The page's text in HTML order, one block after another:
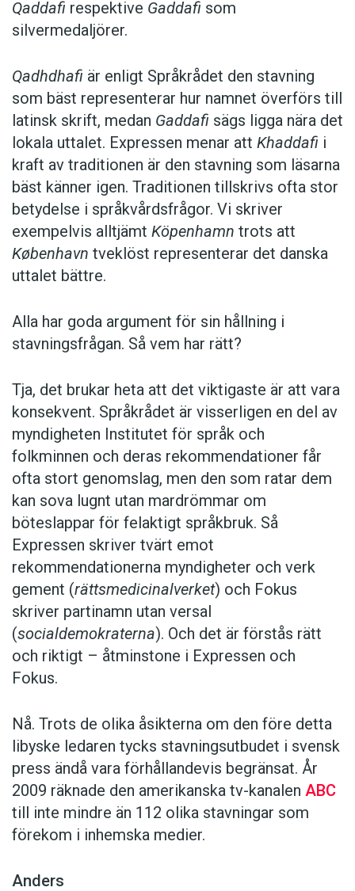
Qaddafi respektive Gaddafi som
silvermedaljörer.
Qadhdhafi är enligt Språkrådet den stavning
som bäst representerar hur namnet överförs till
latinsk skrift, medan Gaddafi sägs ligga nära det
lokala uttalet. Expressen menar att Khaddafi i
kraft av traditionen är den stavning som läsarna
bäst känner igen. Traditionen tillskrivs ofta stor
betydelse i språkvårdsfrågor. Vi skriver
exempelvis alltjämt Köpenhamn trots att
København tveklöst representerar det danska
uttalet bättre.
Alla har goda argument för sin hållning i
stavningsfrågan. Så vem har rätt?
Tja, det brukar heta att det viktigaste är att vara
konsekvent. Språkrådet är visserligen en del av
myndigheten Institutet för språk och
folkminnen och deras rekommendationer får
ofta stort genomslag, men den som ratar dem
kan sova lugnt utan mardrömmar om
böteslappar för felaktigt språkbruk. Så
Expressen skriver tvärt emot
rekommendationerna myndigheter och verk
gement (rättsmedicinalverket) och Fokus
skriver partinamn utan versal
(socialdemokraterna). Och det är förstås rätt
och riktigt – åtminstone i Expressen och
Fokus.
Nå. Trots de olika åsikterna om den före detta
libyske ledaren tycks stavningsutbudet i svensk
press ändå vara förhållandevis begränsat. År
2009 räknade den amerikanska tv-kanalen ABC
till inte mindre än 112 olika stavningar som
förekom i inhemska medier.
Anders